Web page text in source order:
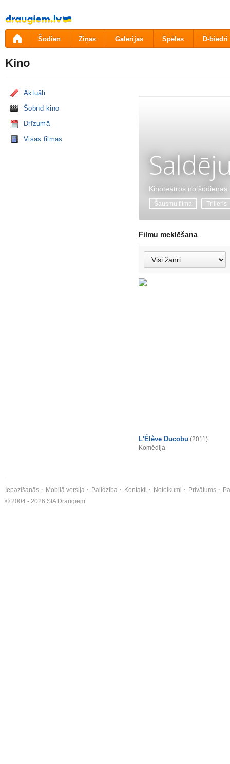
Pāriet
uz
saturu
Šodien Ziņas Galerijas Spēles D-biedri
Kino
Aktuāli
Šobrīd kino
Drīzumā
Visas filmas
Kinoteātros no šodienas
Šausmu filma Trilleris
Filmu meklēšana
L'Élève Ducobu (2011)
Komēdija
Iepazīšanās Mobilā versija Palīdzība Kontakti Noteikumi Privātums
© 2004 - 2026 SIA Draugiem